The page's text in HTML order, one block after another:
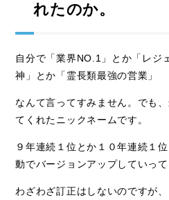
れたのか。
自分で「業界NO.1」とか「レジ
神」とか「霊長類最強の営業」
なんて言ってすみません。でも
てくれたニックネームです。
９年連続１位とか１０年連続１
動でバージョンアップしていって
わざわざ訂正はしないのですが